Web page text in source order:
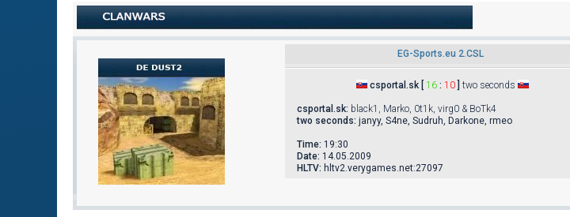
EG-Sports.eu 2.CSL
csportal.sk [ 16: 10] two seconds
csportal.sk: black1, Marko, 0t1k, virg0 & BoTk4
two seconds: janyy, S4ne, Sudruh, Darkone, rmeo
Time: 19:30
Date: 14.05.2009
HLTV: hltv2.verygames.net:27097